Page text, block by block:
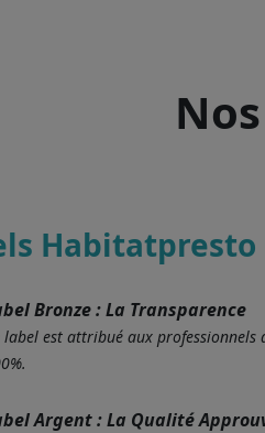
Bronze : La Transparence
label est attribué aux
Argent : La Qualité